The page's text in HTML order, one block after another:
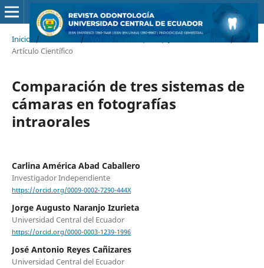
Inicio / Archivos / Vol. 25 Núm. 2 (2023): Julio - Diciembre /
Artículo Científico
Comparación de tres sistemas de
cámaras en fotografías
intraorales
Carlina América Abad Caballero
Investigador Independiente
https://orcid.org/0009-0002-7290-444X
Jorge Augusto Naranjo Izurieta
Universidad Central del Ecuador
https://orcid.org/0000-0003-1239-1996
José Antonio Reyes Cañizares
Universidad Central del Ecuador